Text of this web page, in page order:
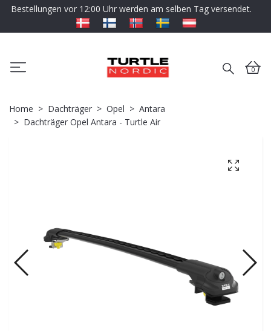
Bestellungen vor 12:00 Uhr werden am selben Tag versendet.
0
Home Dachträger Opel
Antara
Dachträger Opel Antara - Turtle Air